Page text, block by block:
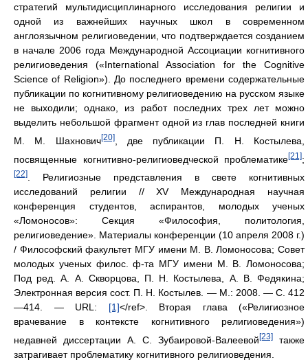
стратегий мультидисциплинарного исследования религии и
одной из важнейших научных школ в современном
англоязычном религиоведении, что подтверждается созданием
в начале 2006 года Международной Ассоциации когнитивного
религиоведения («International Association for the Cognitive
Science of Religion»). До последнего времени содержательные
публикации по когнитивному религиоведению на русском языке
не выходили; однако, из работ последних трех лет можно
выделить небольшой фрагмент одной из глав последней книги
М. М. Шахнович[20], две публикации П. Н. Костылева,
посвященные когнитивно-религиоведческой проблематике[21];
[22]
. Религиозные представления в свете когнитивных
исследований религии // XV Международная научная
конференция студентов, аспирантов, молодых ученых
«Ломоносов»: Секция «Философия, политология,
религиоведение». Материалы конференции (10 апреля 2008 г.)
/ Философский факультет МГУ имени М. В. Ломоносова; Совет
молодых ученых филос. ф-та МГУ имени М. В. Ломоносова;
Под ред. А. А. Скворцова, П. Н. Костылева, А. В. Федякина;
Электронная версия сост. П. Н. Костылев. — М.: 2008. — С. 412
—414. — URL: [1]</ref>. Вторая глава («Религиозное
врачевание в контексте когнитивного религиоведения»)
недавней диссертации А. С. Зубаировой-Валеевой[23]
также
затрагивает проблематику когнитивного религиоведения.